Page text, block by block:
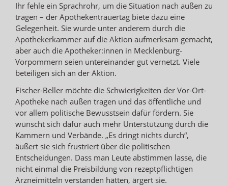
Ihr fehle ein Sprachrohr, um die Situation nach außen zu
tragen – der Apothekentrauertag biete dazu eine
Gelegenheit. Sie wurde unter anderem durch die
Apothekerkammer auf die Aktion aufmerksam gemacht,
aber auch die Apotheker:innen in Mecklenburg-
Vorpommern seien untereinander gut vernetzt. Viele
beteiligen sich an der Aktion.
Fischer-Beller möchte die Schwierigkeiten der Vor-Ort-
Apotheke nach außen tragen und das öffentliche und
vor allem politische Bewusstsein dafür fördern. Sie
wünscht sich dafür auch mehr Unterstützung durch die
Kammern und Verbände. „Es dringt nichts durch“,
äußert sie sich frustriert über die politischen
Entscheidungen. Dass man Leute abstimmen lasse, die
nicht einmal die Preisbildung von rezeptpflichtigen
Arzneimitteln verstanden hätten, ärgert sie.